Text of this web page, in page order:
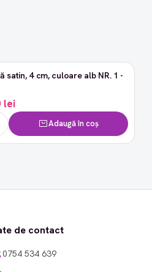
satin, 4 cm, culoare alb NR. 1 -
lei
Adaugă în coș
de contact
0754 534 639